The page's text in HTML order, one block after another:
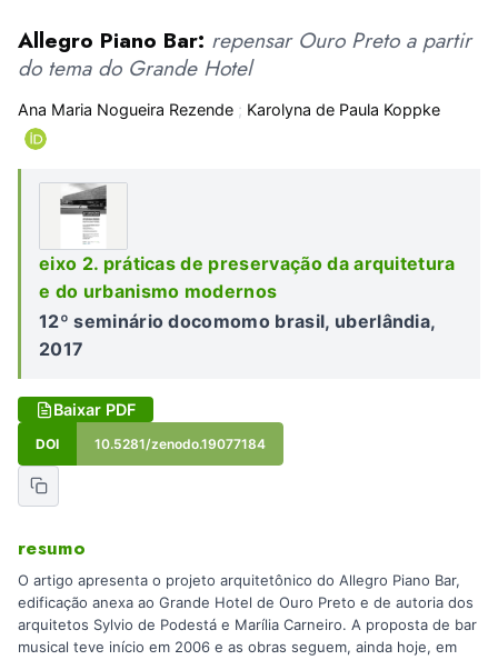
Allegro Piano Bar: repensar Ouro Preto a partir
do tema do Grande Hotel
Ana Maria Nogueira Rezende ; Karolyna de Paula Koppke
eixo 2. práticas de preservação da arquitetura
e do urbanismo modernos
12º seminário docomomo brasil, uberlândia,
2017
Baixar PDF
DOI 10.5281/zenodo.19077184
resumo
O artigo apresenta o projeto arquitetônico do Allegro Piano Bar,
edificação anexa ao Grande Hotel de Ouro Preto e de autoria dos
arquitetos Sylvio de Podestá e Marília Carneiro. A proposta de bar
musical teve início em 2006 e as obras seguem, ainda hoje, em